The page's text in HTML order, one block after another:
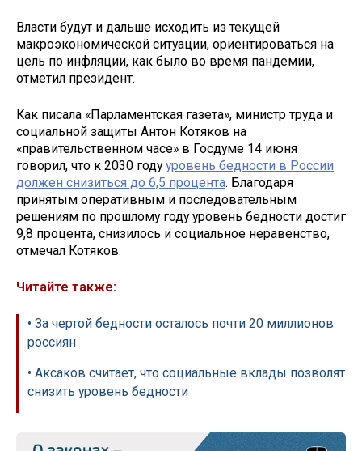
Власти будут и дальше исходить из текущей
макроэкономической ситуации, ориентироваться на
цель по инфляции, как было во время пандемии,
отметил президент.
Как писала «Парламентская газета», министр труда и
социальной защиты Антон Котяков на
«правительственном часе» в Госдуме 14 июня
говорил, что к 2030 годууровень бедности в России
должен снизиться до 6,5 процента. Благодаря
принятым оперативным и последовательным
решениям по прошлому году уровень бедности достиг
9,8 процента, снизилось и социальное неравенство,
отмечал Котяков.
Читайте также:
• За чертой бедности осталось почти 20 миллионов
россиян
• Аксаков считает, что социальные вклады позволят
снизить уровень бедности